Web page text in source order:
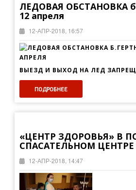
ЛЕДОВАЯ ОБСТАНОВКА
12 апреля
12-АПР-2018, 16:57
ВЫЕЗД И ВЫХОД НА ЛЕД
ПОДРОБНЕЕ
«ЦЕНТР ЗДОРОВЬЯ» В
СПАСАТЕЛЬНОМ ЦЕНТРЕ
12-АПР-2018, 14:47